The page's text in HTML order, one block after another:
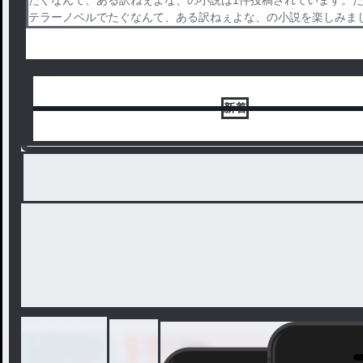
テラーノベルでたぐなんて、ある訳ねぇよな、の小説を楽しみま
新着